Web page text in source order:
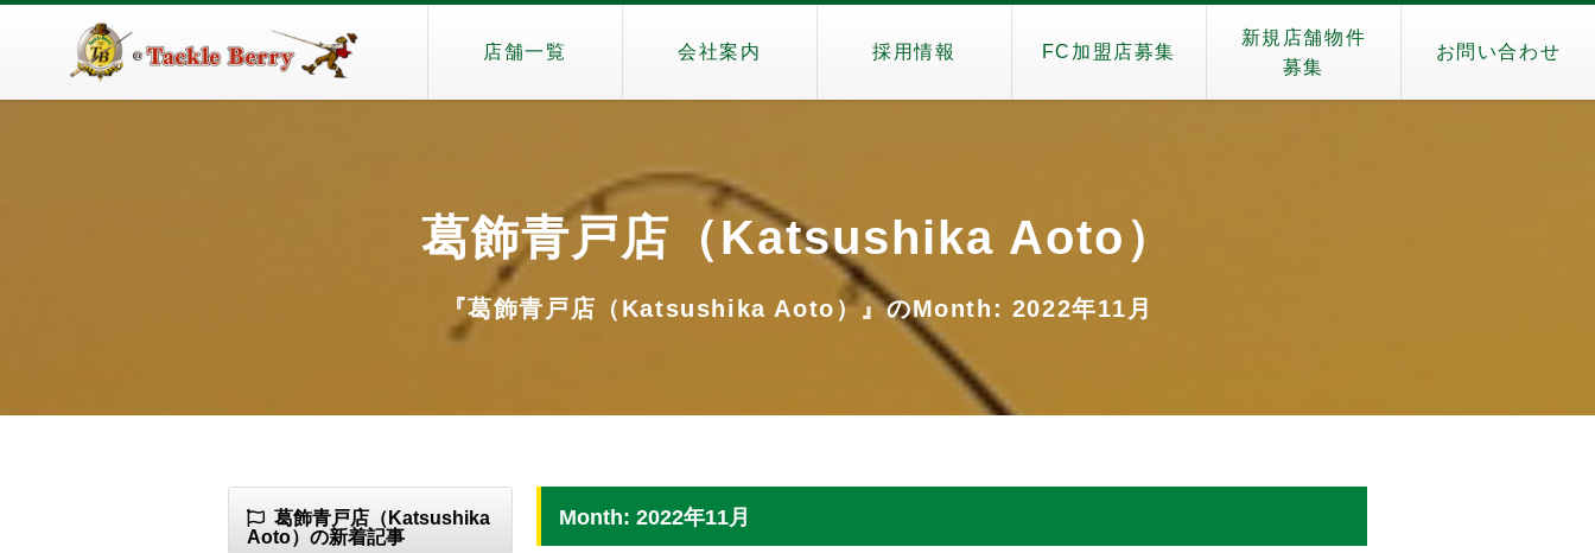
店舗一覧 会社案内 採用情報 FC加盟店募集
新規店舗物件
募集
お問い合わせ
葛飾青戸店（Katsushika Aoto）
『葛飾青戸店（Katsushika Aoto）』のMonth: 2022年11月
Month: 2022年11月
葛飾青戸店（Katsushika
Aoto）の新着記事